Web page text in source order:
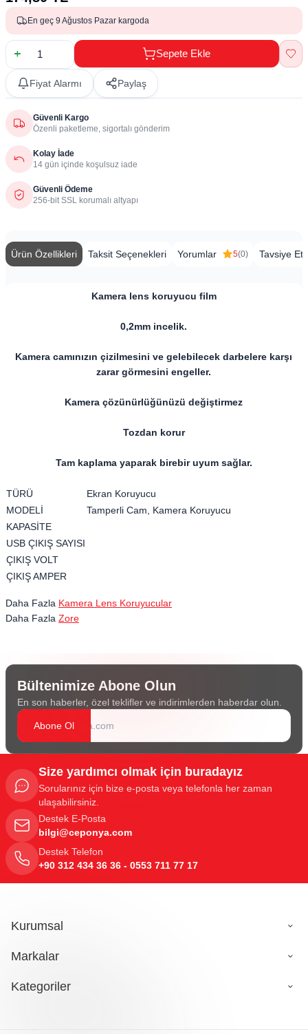
En geç 9 Ağustos Pazar kargoda
Sepete Ekle
Fiyat Alarmı Paylaş
Güvenli Kargo
Özenli paketleme, sigortalı gönderim
Kolay İade
14 gün içinde koşulsuz iade
Güvenli Ödeme
256-bit SSL korumalı altyapı
Ürün Özellikleri Taksit Seçenekleri Yorumlar 5(0) Tavsiye Et
Kamera lens koruyucu film
0,2mm incelik.
Kamera camınızın çizilmesini ve gelebilecek darbelere karşı
zarar görmesini engeller.
Kamera çözünürlüğünüzü değiştirmez
Tozdan korur
Tam kaplama yaparak birebir uyum sağlar.
TÜRÜ
Ekran Koruyucu
MODELİ
Tamperli Cam, Kamera Koruyucu
KAPASİTE
USB ÇIKIŞ SAYISI
ÇIKIŞ VOLT
ÇIKIŞ AMPER
Daha Fazla Kamera Lens Koruyucular
Daha Fazla Zore
Bültenimize Abone Olun
En son haberler, özel teklifler ve indirimlerden haberdar olun.
Abone Ol
Size yardımcı olmak için buradayız
Sorularınız için bize e-posta veya telefonla her zaman
ulaşabilirsiniz.
Destek E-Posta
bilgi@ceponya.com
Destek Telefon
+90 312 434 36 36 - 0553 711 77 17
Kurumsal
Markalar
Kategoriler